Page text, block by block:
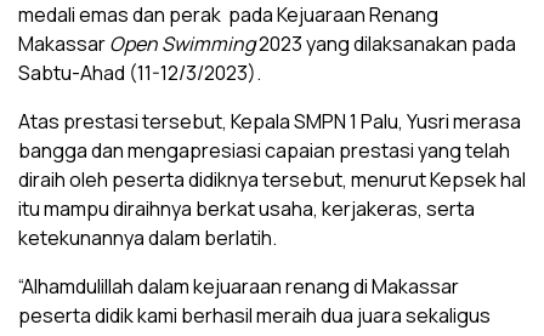
medali emas dan perak pada Kejuaraan Renang
MakassarOpen Swimming2023 yang dilaksanakan pada
Sabtu-Ahad (11-12/3/2023).
Atas prestasi tersebut, Kepala SMPN 1 Palu, Yusri merasa
bangga dan mengapresiasi capaian prestasi yang telah
diraih oleh peserta didiknya tersebut, menurut Kepsek hal
itu mampu diraihnya berkat usaha, kerjakeras, serta
ketekunannya dalam berlatih.
“Alhamdulillah dalam kejuaraan renang di Makassar
peserta didik kami berhasil meraih dua juara sekaligus